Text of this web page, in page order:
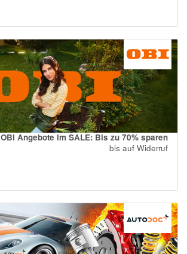
OBI Angebote im SALE: Bis zu 70% sparen
bis auf Widerruf